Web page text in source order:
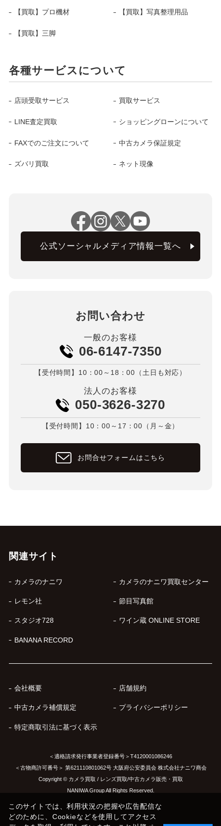
【買取】プロ機材 【買取】写真整理用品
【買取】三脚
各種サービスについて
店頭受取サービス 買取サービス
LINE査定買取 ショッピングローンについて
FAXでのご注文について 中古カメラ保証規定
ズバリ買取 ネット現像
公式ソーシャルメディア情報一覧へ
お問い合わせ
一般のお客様
06-6147-7350
【受付時間】10：00～18：00（土日も対応）
法人のお客様
050-3626-3270
【受付時間】10：00～17：00（月～金）
お問合せフォームはこちら
関連サイト
カメラのナニワ カメラのナニワ買取センター
レモン社 節目写真館
スタジオ728 ワイン蔵 ONLINE STORE
BANANA RECORD
会社概要 店舗規約
中古カメラ補償規定 プライバシーポリシー
特定商取引法に基づく表示
＜適格請求発行事業者登録番号＞T4120001086246
＜古物商許可番号＞ 第621110801062号 大阪府公安委員会 株式会社ナニワ商会
Copyright © カメラ買取 / レンズ買取/中古カメラ販売・買取
NANIWA Group All Rights Reserved.
このサイトでは、利用状況の把握や広告配信な
どのために、Cookieなどを使用してアクセス